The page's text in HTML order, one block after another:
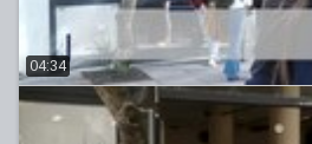
04:34